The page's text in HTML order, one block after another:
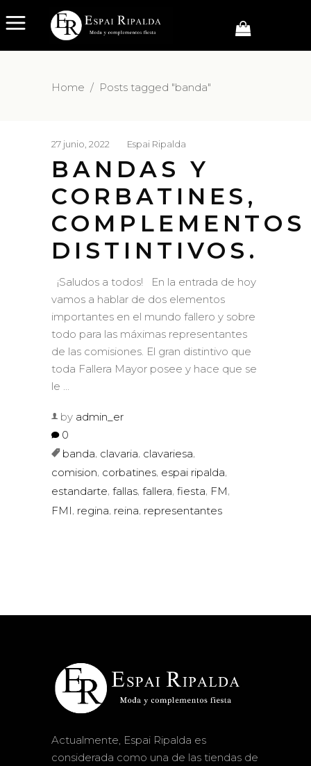
Home / Posts tagged "banda"
27 junio, 2022 Espai Ripalda
BANDAS Y
CORBATINES,
COMPLEMENTOS
DISTINTIVOS.
¡Saludos a todos! En la entrada de hoy
vamos a hablar de dos elementos
importantes en el mundo fallero y sobre
todo para las máximas representantes
de las comisiones. El gran distintivo que
toda Fallera Mayor posee y hace que se
le
by admin_er
0
banda clavaria clavariesa
comision, corbatines, espai ripalda,
estandarte, fallas, fallera, fiesta, FM,
FMI regina reina representantes
Actualmente, Espai Ripalda es
considerada como una de las tiendas de